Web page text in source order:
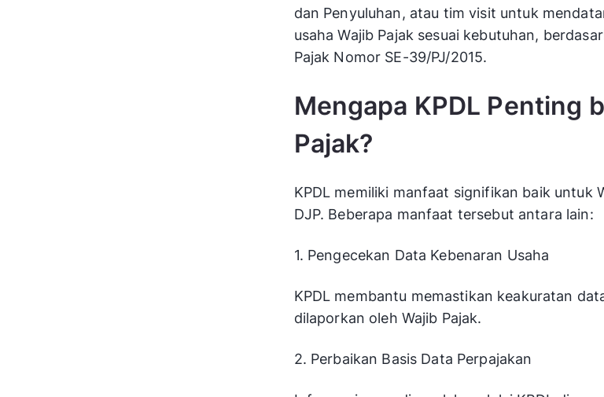
dan Penyuluhan, atau tim visit untuk
usaha Wajib Pajak sesuai kebutuhan,
Pajak Nomor SE-39/PJ/2015.
Mengapa KPDL Penting
Pajak?
KPDL memiliki manfaat signifikan baik untuk
DJP. Beberapa manfaat tersebut antara lain:
1. Pengecekan Data Kebenaran Usaha
KPDL membantu memastikan keakuratan
dilaporkan oleh Wajib Pajak.
2. Perbaikan Basis Data Perpajakan